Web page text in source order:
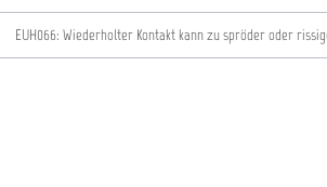
EUH066: Wiederholter Kontakt kann zu spröder oder